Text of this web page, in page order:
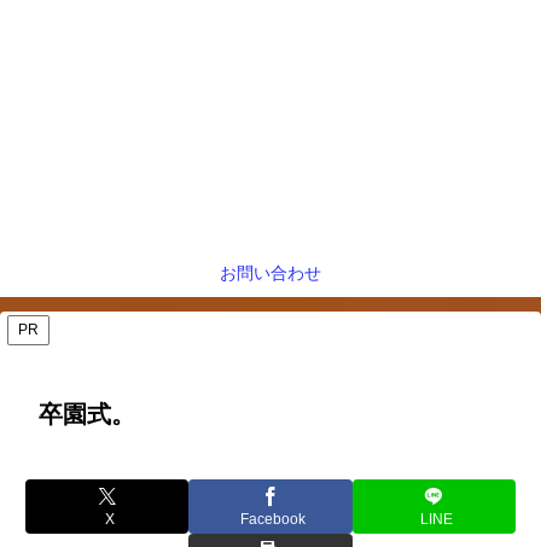
お問い合わせ
PR
卒園式。
X Facebook LINE